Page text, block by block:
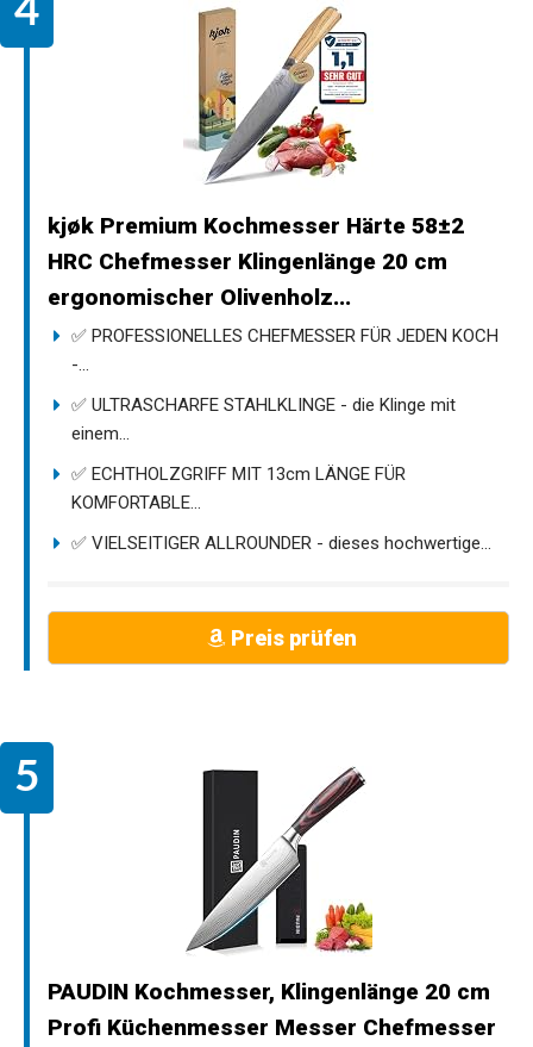
kjøk Premium Kochmesser Härte 58±2
HRC Chefmesser Klingenlänge 20 cm
ergonomischer Olivenholz...
✅ PROFESSIONELLES CHEFMESSER FÜR JEDEN KOCH
-...
✅ ULTRASCHARFE STAHLKLINGE - die Klinge mit
einem...
✅ ECHTHOLZGRIFF MIT 13cm LÄNGE FÜR
KOMFORTABLE...
✅ VIELSEITIGER ALLROUNDER - dieses hochwertige...
Preis prüfen
PAUDIN Kochmesser, Klingenlänge 20 cm
Profi Küchenmesser Messer Chefmesser